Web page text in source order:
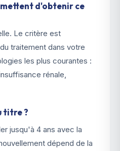
d'obtenir ce
Le critère est
traitement dans votre
les plus courantes :
rénale,
titre ?
jusqu'à 4 ans avec la
dépend de la